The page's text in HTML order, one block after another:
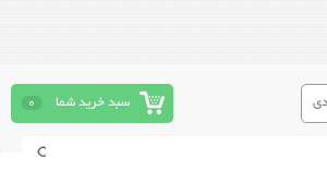
سبد خرید شما 0